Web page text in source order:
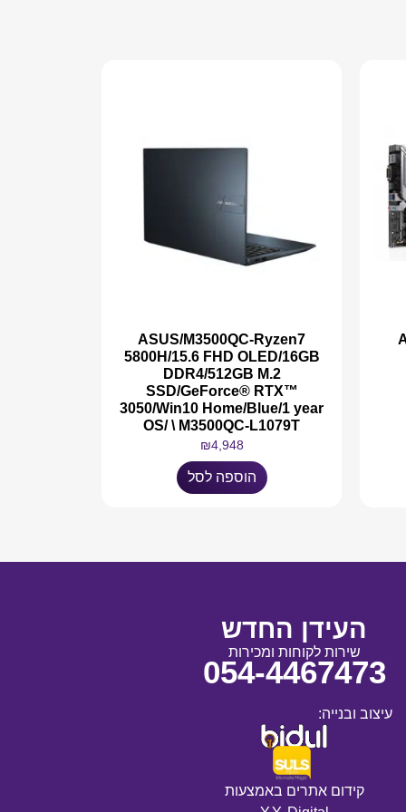
ASUS/M3500QC-Ryzen7
5800H/15.6 FHD OLED/16GB
DDR4/512GB M.2
SSD/GeForce® RTX™
3050/Win10 Home/Blue/1 year
OS/ \ M3500QC-L1079T
₪4,948
הוספה לסל
העידן החדש
שירות לקוחות ומכירות
054-4467473
עיצוב ובנייה:
קידום אתרים באמצעות